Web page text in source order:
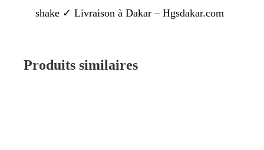
shake ✓ Livraison à Dakar – Hgsdakar.com
Produits similaires